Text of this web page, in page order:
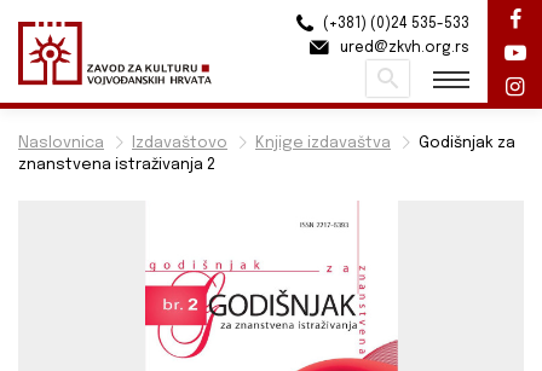
Naslovnica Izdavaštovo Knjige izdavaštva
Godišnjak za
znanstvena istraživanja 2
(+381) (0)24 535-533
ured@zkvh.org.rs
Pretraži